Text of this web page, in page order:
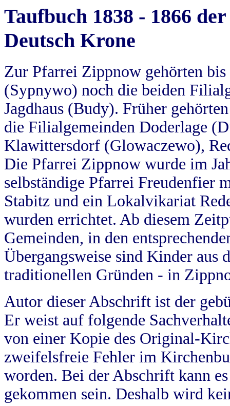
Taufbuch 1838 - 1866
Deutsch Krone
Zur Pfarrei Zippnow gehörten
(Sypnywo) noch die beiden
Jagdhaus (Budy). Früher
die Filialgemeinden Doderlage
Klawittersdorf (Glowaczewo),
Die Pfarrei Zippnow wurde im
selbständige Pfarrei Freudenfier
Stabitz und ein Lokalvikariat
wurden errichtet. Ab diesem
Gemeinden, in den
Übergangsweise sind Kinder aus
traditionellen Gründen - in
Autor dieser Abschrift ist der
Er weist auf folgende
von einer Kopie des Original-
zweifelsfreie Fehler im
worden. Bei der Abschrift kann
gekommen sein. Deshalb wird